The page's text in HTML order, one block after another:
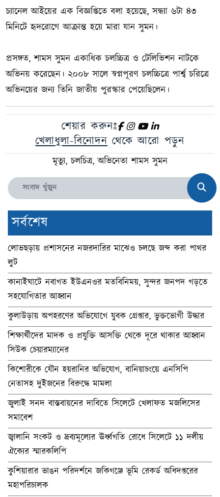
চ্যানেল আইয়ের এক বিজ্ঞপ্তিতে বলা হয়েছে, সন্ধ্যা ৬টা ৪৩
মিনিটে হৃদরোগে আক্রান্ত হয়ে মারা যান সুমন।
প্রসঙ্গত, শামস সুমন একাধিক চলচ্চিত্র ও টেলিভিশন নাটকে
অভিনয় করেছেন। ২০০৮ সালে স্বপ্নপূরণ চলচ্চিত্রে পার্শ্ব চরিত্রে
অভিনয়ের জন্য তিনি জাতীয় পুরস্কার পেয়েছিলেন।
শেয়ার করুনঃ
খেলাধুলা-বিনোদন থেকে আরো পড়ুন
মৃত্যু, চলচিত্র, অভিনেতা শামস সুমন
সর্বশেষ
লোভছড়ায় প্রশাসনের নজরদারির মাঝেও চলছে জব্দ করা পাথর
লুট
কানাইঘাটে নবাগত ইউএনওর মতবিনিময়, সুন্দর জনপদ গড়তে
সহযোগিতার আহ্বান
কুলাউড়ায় অপহরণের অভিযোগে যুবক গ্রেপ্তার, ভুক্তভোগী উদ্ধার
শিক্ষার্থীদের মাদক ও প্রযুক্তি আসক্তি থেকে দূরে থাকার আহ্বান
সিউক চেয়ারম্যানের
কিশোরীকে যৌন হয়রানির অভিযোগ, বানিয়াচংয়ে এনসিপি
নেতাসহ দুইজনের বিরুদ্ধে মামলা
জুলাই সনদ বাস্তবায়নের দাবিতে সিলেটে খেলাফত মজলিসের
সমাবেশ
জ্বালানি সংকট ও দ্রব্যমূল্যের ঊর্ধ্বগতি রোধে সিলেটে ১১ দলীয়
ঐক্যের স্মারকলিপি
কুশিয়ারার ভাঙন পরিদর্শনে জকিগঞ্জে ভূমি রেকর্ড অধিদপ্তরের
মহাপরিচালক